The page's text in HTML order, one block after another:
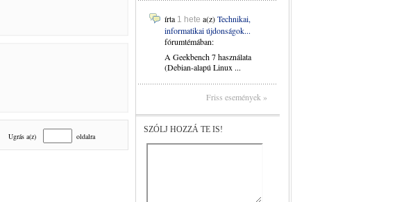
Ugrás a(z) oldalra
írta 1 hete a(z)Technikai,
informatikai újdonságok...
fórumtémában:
A Geekbench 7 használata
(Debian-alapú Linux ...
Friss események »
SZÓLJ HOZZÁ TE IS!